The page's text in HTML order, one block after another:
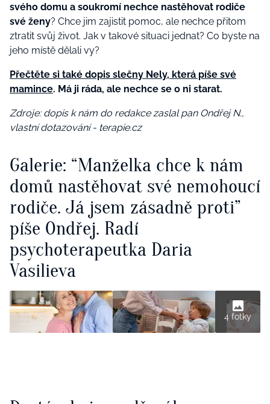
svého domu a soukromí nechce nastěhovat rodiče
své ženy? Chce jim zajistit pomoc, ale nechce přitom
ztratit svůj život. Jak v takové situaci jednat? Co byste na
jeho místě dělali vy?
Přečtěte si také dopis slečny Nely, která píše své
mamince. Má ji ráda, ale nechce se o ni starat.
Zdroje: dopis k nám do redakce zaslal pan Ondřej N.,
vlastní dotazování - terapie.cz
Galerie: “Manželka chce k nám
domů nastěhovat své nemohoucí
rodiče. Já jsem zásadně proti”
píše Ondřej. Radí
psychoterapeutka Daria
Vasilieva
4 fotky